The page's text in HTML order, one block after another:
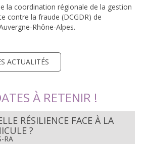
la coordination régionale de la gestion
contre la fraude (DCGDR) de
Rhône-Alpes.
ACTUALITÉS
À RETENIR !
RÉSILIENCE FACE À LA
?
RA